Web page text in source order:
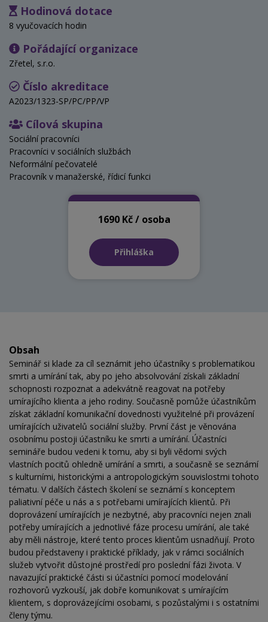
Hodinová dotace
8 vyučovacích hodin
Pořádající organizace
Zřetel, s.r.o.
Číslo akreditace
A2023/1323-SP/PC/PP/VP
Cílová skupina
Sociální pracovníci
Pracovníci v sociálních službách
Neformální pečovatelé
Pracovník v manažerské, řídicí funkci
1690 Kč / osoba
Přihláška
Obsah
Seminář si klade za cíl seznámit jeho účastníky s problematikou
smrti a umírání tak, aby po jeho absolvování získali základní
schopnosti rozpoznat a adekvátně reagovat na potřeby
umírajícího klienta a jeho rodiny. Současně pomůže účastníkům
získat základní komunikační dovednosti využitelné při provázení
umírajících uživatelů sociální služby. První část je věnována
osobnímu postoji účastníku ke smrti a umírání. Účastníci
semináře budou vedeni k tomu, aby si byli vědomi svých
vlastních pocitů ohledně umírání a smrti, a současně se seznámí
s kulturními, historickými a antropologickým souvislostmi tohoto
tématu. V dalších částech školení se seznámí s konceptem
paliativní péče u nás a s potřebami umírajících klientů. Při
doprovázení umírajících je nezbytné, aby pracovníci nejen znali
potřeby umírajících a jednotlivé fáze procesu umírání, ale také
aby měli nástroje, které tento proces klientům usnadňují. Proto
budou představeny i praktické příklady, jak v rámci sociálních
služeb vytvořit důstojné prostředí pro poslední fázi života. V
navazující praktické části si účastníci pomocí modelování
rozhovorů vyzkouší, jak dobře komunikovat s umírajícím
klientem, s doprovázejícími osobami, s pozůstalými i s ostatními
členy týmu.